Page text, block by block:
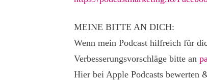
MEINE BITTE AN DICH:
Wenn mein Podcast hilfreich für
Verbesserungsvorschläge bitte an
Hier bei Apple Podcasts bewerten